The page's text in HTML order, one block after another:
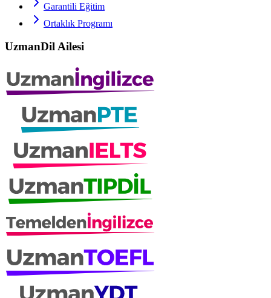
Garantili Eğitim
Ortaklık Programı
UzmanDil Ailesi